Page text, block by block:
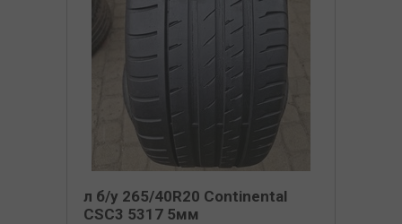
л б/у 265/40R20 Continental
CSC3 5317 5мм